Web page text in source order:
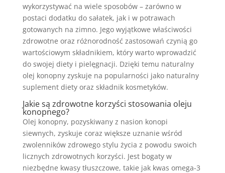
wykorzystywać na wiele sposobów – zarówno w
postaci dodatku do sałatek, jak i w potrawach
gotowanych na zimno. Jego wyjątkowe właściwości
zdrowotne oraz różnorodność zastosowań czynią go
wartościowym składnikiem, który warto wprowadzić
do swojej diety i pielęgnacji. Dzięki temu naturalny
olej konopny zyskuje na popularności jako naturalny
suplement diety oraz składnik kosmetyków.
Jakie są zdrowotne korzyści stosowania oleju
konopnego?
Olej konopny, pozyskiwany z nasion konopi
siewnych, zyskuje coraz większe uznanie wśród
zwolenników zdrowego stylu życia z powodu swoich
licznych zdrowotnych korzyści. Jest bogaty w
niezbędne kwasy tłuszczowe, takie jak kwas omega-3